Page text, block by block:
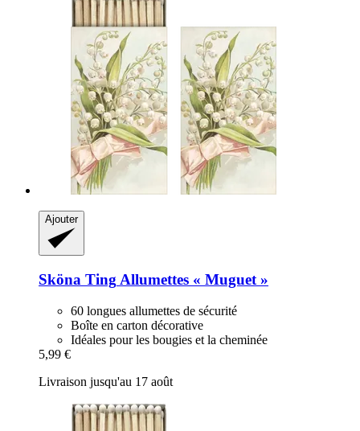
Ajouter
Sköna Ting Allumettes « Muguet »
60 longues allumettes de sécurité
Boîte en carton décorative
Idéales pour les bougies et la cheminée
5,99 €
Livraison jusqu'au 17 août